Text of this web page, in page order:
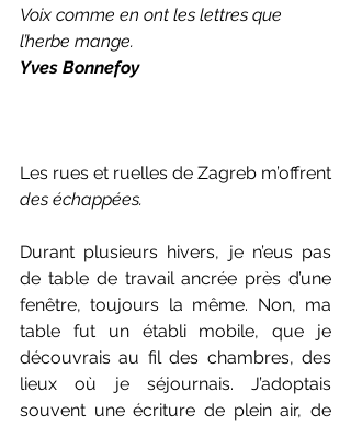
Voix comme en ont les lettres que
l’herbe mange.
Yves Bonnefoy
des échappées.
Durant plusieurs hivers, je n’eus pas
de table de travail ancrée près d’une
fenêtre, toujours la même. Non, ma
table fut un établi mobile, que je
découvrais au fil des chambres, des
lieux où je séjournais. J’adoptais
souvent une écriture de plein air, de